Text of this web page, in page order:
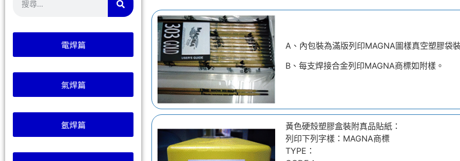
電焊篇
氣焊篇
氬焊篇
A、內包裝為滿版列印MAGNA圖樣真空塑膠袋
B、每支焊接合金列印MAGNA商標如附樣。
黃色硬殼塑膠盒裝附真品貼紙：
列印下列字樣：MAGNA商標
TYPE：